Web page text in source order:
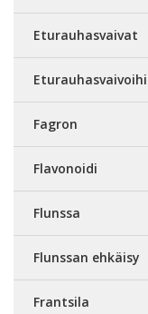
Eturauhasvaivat
Fagron
Flavonoidi
Flunssa
Flunssan ehkäisy
Frantsila